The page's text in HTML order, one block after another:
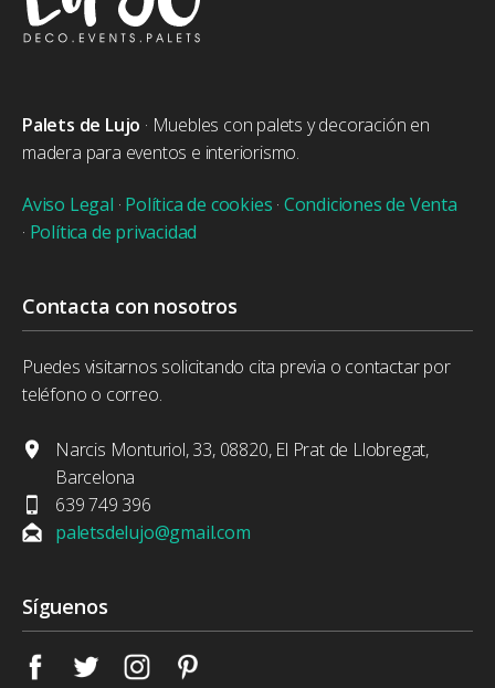
Palets de Lujo · Muebles con palets y decoración en
madera para eventos e interiorismo.
Aviso Legal · Política de cookies · Condiciones de Venta
· Política de privacidad
Contacta con nosotros
Puedes visitarnos solicitando cita previa o contactar por
teléfono o correo.
Narcis Monturiol, 33, 08820, El Prat de Llobregat,
Barcelona
639 749 396
paletsdelujo@gmail.com
Síguenos